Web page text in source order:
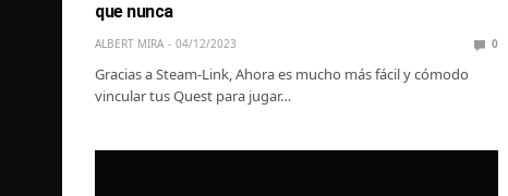
que nunca
ALBERT MIRA 04/12/2023 0
Gracias a Steam-Link, Ahora es mucho más fácil y cómodo
vincular tus Quest para jugar…